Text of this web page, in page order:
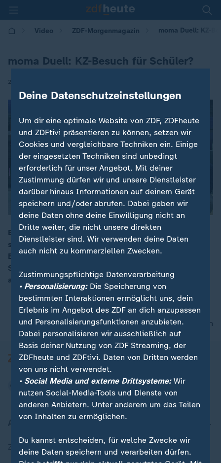
Video ZDF-Morgenmagazin moma Duell: KZ-
moma Duell: KZ-Besuch für Schüler?
27.05.2025 | 05:30
00:16
Besuchspflicht einer KZ-Gedenkstätte für Schüler? Ja,
sagt Fabian Schön, Generalsekretär
Bundesschülerkonferenz. Prof. Axel Drecoll, Direktor
Stiftung Brandenburgische Gedenkstätten,
argumentiert dagegen.
nach oben
Zuletzt veröffentlicht
Deine Datenschutzeinstellungen
Um dir eine optimale Website von ZDF, ZDFheute
und ZDFtivi präsentieren zu können, setzen wir
Cookies und vergleichbare Techniken ein. Einige
der eingesetzten Techniken sind unbedingt
erforderlich für unser Angebot. Mit deiner
Zustimmung dürfen wir und unsere Dienstleister
darüber hinaus Informationen auf deinem Gerät
speichern und/oder abrufen. Dabei geben wir
deine Daten ohne deine Einwilligung nicht an
Dritte weiter, die nicht unsere direkten
Dienstleister sind. Wir verwenden deine Daten
auch nicht zu kommerziellen Zwecken.
Zustimmungspflichtige Datenverarbeitung
• Personalisierung:Die Speicherung von
bestimmten Interaktionen ermöglicht uns, dein
Erlebnis im Angebot des ZDF an dich anzupassen
und Personalisierungsfunktionen anzubieten.
Dabei personalisieren wir ausschließlich auf
Basis deiner Nutzung von ZDF Streaming, der
ZDFheute und ZDFtivi. Daten von Dritten werden
von uns nicht verwendet.
• Social Media und externe Drittsysteme:Wir
nutzen Social-Media-Tools und Dienste von
anderen Anbietern. Unter anderem um das Teilen
von Inhalten zu ermöglichen.
Du kannst entscheiden, für welche Zwecke wir
deine Daten speichern und verarbeiten dürfen.